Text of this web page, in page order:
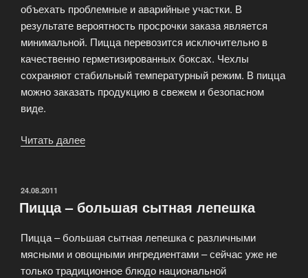
объехать проблемные и аварийные участки. В
результате вероятность просрочки заказа является
минимальной. Пицца перевозится исключительно в
качественно герметизированных боксах. Чехлы
сохраняют стабильный температурный режим. В пицца
можно заказать продукцию в свежем и безопасном
виде.
Читать далее
15-
ОПУБЛИКОВАНО
24.08.2011
Пицца – большая сытная лепешка
Пицца – большая сытная лепешка с различными
мясными и овощными ингредиентами – сейчас уже не
только традиционное блюдо национальной